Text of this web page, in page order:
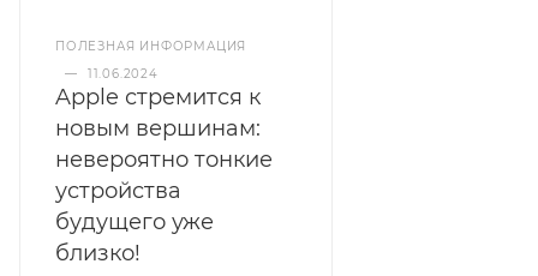
ПОЛЕЗНАЯ ИНФОРМАЦИЯ
—
11.06.2024
Apple стремится к
новым вершинам:
невероятно тонкие
устройства
будущего уже
близко!